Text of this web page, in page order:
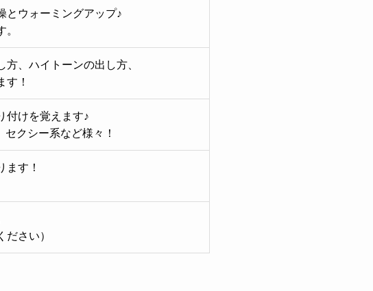
とウォーミングアップ♪
、ハイトーンの出し方、
す！
付けを覚えます♪
クシー系など様々！
ます！
ださい）